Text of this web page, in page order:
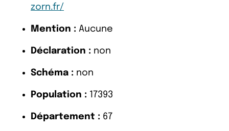
zorn.fr/
Mention : Aucune
Déclaration : non
Schéma : non
Population : 17393
Département : 67